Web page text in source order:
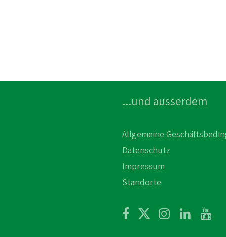
...und ausserdem
Allgemeine
Datenschutz
Impressum
Standorte